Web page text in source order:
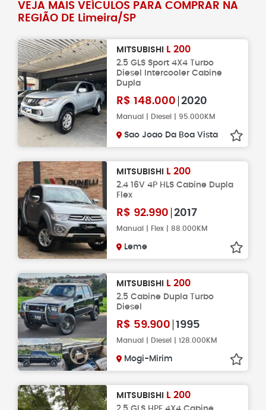
VEJA MAIS VEÍCULOS PARA COMPRAR NA
REGIÃO DE Limeira/SP
MITSUBISHI L 200
2.5 GLS Sport 4X4 Turbo
Diesel Intercooler Cabine
Dupla
R$ 148.000 2020
Manual | Diesel | 95.000KM
Sao Joao Da Boa Vista
MITSUBISHI L 200
2.4 16V 4P HLS Cabine Dupla
Flex
R$ 92.990 2017
Manual | Flex | 88.000KM
Leme
MITSUBISHI L 200
2.5 Cabine Dupla Turbo
Diesel
R$ 59.900 1995
Manual | Diesel | 128.000KM
Mogi-Mirim
MITSUBISHI L 200